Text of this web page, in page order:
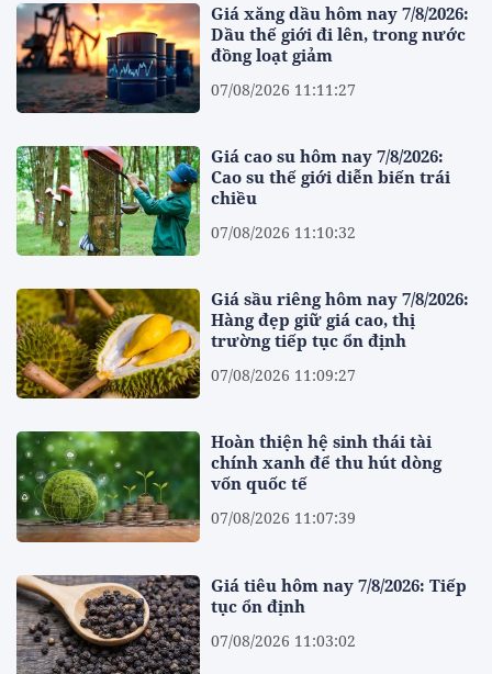
Giá xăng dầu hôm nay 7/8/2026:
Dầu thế giới đi lên, trong nước
đồng loạt giảm
07/08/2026 11:11:27
Giá cao su hôm nay 7/8/2026:
Cao su thế giới diễn biến trái
chiều
07/08/2026 11:10:32
Giá sầu riêng hôm nay 7/8/2026:
Hàng đẹp giữ giá cao, thị
trường tiếp tục ổn định
07/08/2026 11:09:27
Hoàn thiện hệ sinh thái tài
chính xanh để thu hút dòng
vốn quốc tế
07/08/2026 11:07:39
Giá tiêu hôm nay 7/8/2026: Tiếp
tục ổn định
07/08/2026 11:03:02